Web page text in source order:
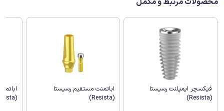
فیکسچر ایمپلنت رسیستا
(Resista)
اباتمنت مستقیم رسیستا
(Resista)
(Resista)